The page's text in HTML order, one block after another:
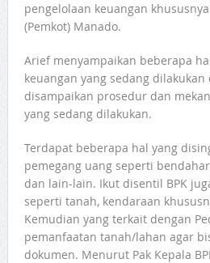
pengelolaan keuangan
(Pemkot) Manado.
Arief menyampaikan beberapa
keuangan yang sedang
disampaikan prosedur dan
yang sedang dilakukan.
Terdapat beberapa hal yang
pemegang uang seperti
dan lain-lain. Ikut disentil BPK
seperti tanah, kendaraan
Kemudian yang terkait dengan
pemanfaatan tanah/lahan agar
dokumen. Menurut Pak Kepala